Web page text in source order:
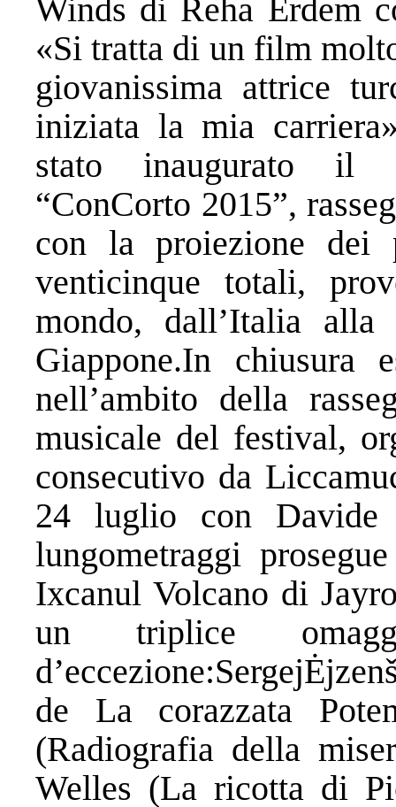
Winds di Reha Erdem
«Si tratta di un film
giovanissima attrice
iniziata la mia
stato inaugurato il
“ConCorto 2015”,
con la proiezione
venticinque totali,
mondo, dall’Italia
Giappone.In
nell’ambito della
musicale del festival,
consecutivo da
24 luglio con
lungometraggi
Ixcanul Volcano di
un triplice
de La corazzata
(Radiografia della
Welles (La ricotta di